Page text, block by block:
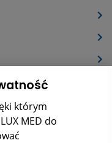
którym
MED do